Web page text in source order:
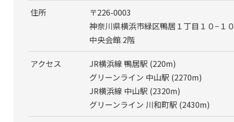
住所
〒226-0003
神奈川県横浜市緑区鴨居１丁目１０−１０
中央会館 2階
アクセス
JR横浜線 鴨居駅 (220m)
グリーンライン 中山駅 (2270m)
JR横浜線 中山駅 (2320m)
グリーンライン 川和町駅 (2430m)